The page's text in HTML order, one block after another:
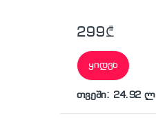
299₾
ყიდვა
თვეში: 24.92 ლ